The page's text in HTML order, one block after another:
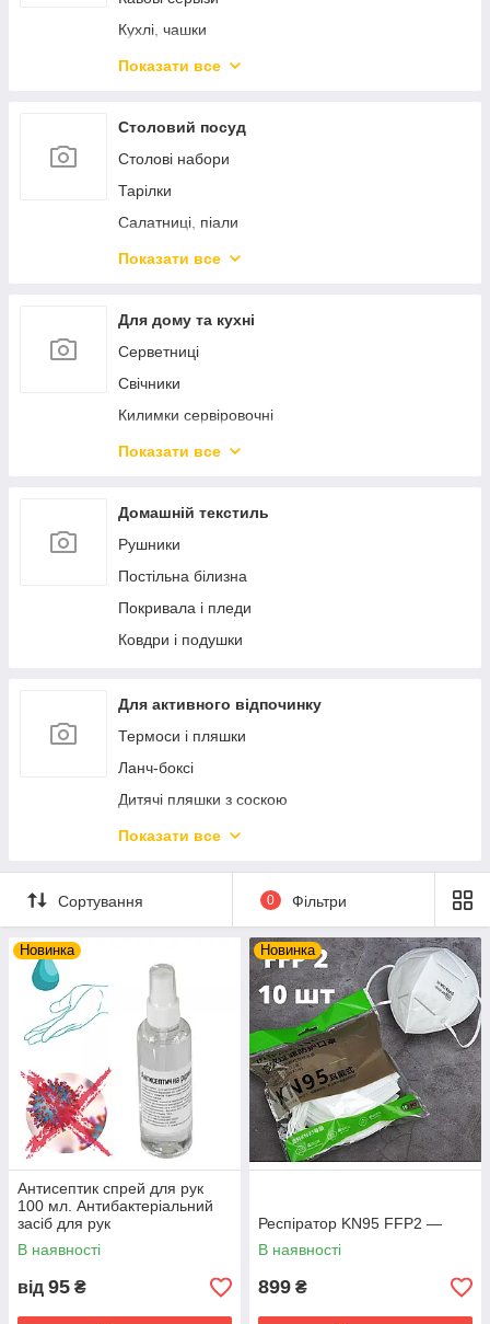
Підноси
Кондитерські інструменти
Барні аксесуари
Кухлі, чашки
Кухлі-заварники
Френч-преси
Показати все
Столовий посуд
Столові набори
Тарілки
Салатниці, піали
Блюда сервіровочні
Предмети сервіровки
Морозивниці, креманки
Маслянки, сирниці, лимонниці
Цукорниці
Спецівники
Ексклюзивний порцеляновий посуд
Ексклюзивна кераміка
Показати все
Для дому та кухні
Серветниці
Свічники
Килимки сервіровочні
Підставки під гаряче
Статуетки і фігурки
Фоторамки
Дозатори і мильниці
Аксесуари для ванної кімнати
Новорічний декор та прикраси
Попільнички
Скриньки і шкатулки
Показати все
Домашній текстиль
Рушники
Постільна білизна
Покривала і пледи
Ковдри і подушки
Для активного відпочинку
Термоси і пляшки
Ланч-боксі
Дитячі пляшки з соскою
Посуд багаторазовий пластиковий
Показати все
Сортування 0 Фільтри
Новинка
Антисептик спрей для рук
100 мл. Антибактеріальний
засіб для рук
В наявності
від 95 ₴
Новинка
Респіратор KN95 FFP2 —
В наявності
899 ₴